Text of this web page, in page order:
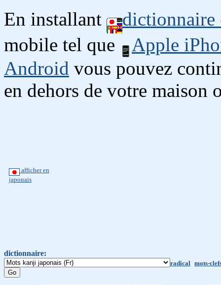
En installant
mobile tel que
Apple
Android vous pouvez
en dehors de votre maison
afficher en
japonais
dictionnaire:
radical mots-